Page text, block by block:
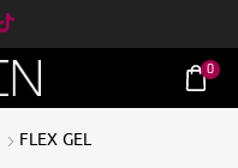
0
FLEX GEL